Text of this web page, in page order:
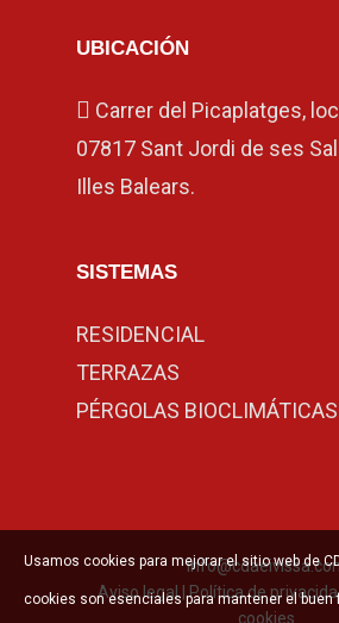
UBICACIÓN
Carrer del Picaplatges,
07817 Sant Jordi de ses
Illes Balears.
SISTEMAS
RESIDENCIAL
TERRAZAS
PÉRGOLAS BIOCLIMÁTICAS
Aviso legal|Política de
cookies
Usamos cookies para mejorar el sitio web de
cookies son esenciales para mantener el